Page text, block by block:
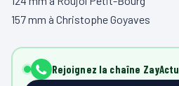
157 mm à Christophe Goyaves
Rejoignez la chaîne ZayActu